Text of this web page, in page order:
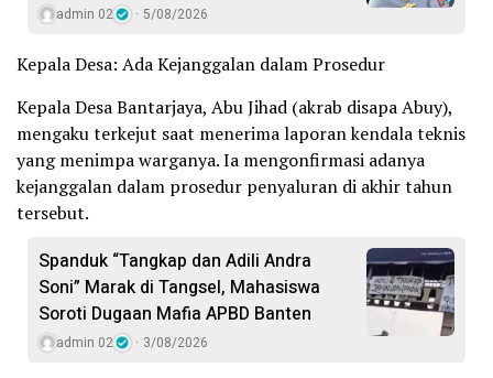
admin 02 5/08/2026
Kepala Desa: Ada Kejanggalan dalam Prosedur
Kepala Desa Bantarjaya, Abu Jihad (akrab disapa Abuy),
mengaku terkejut saat menerima laporan kendala teknis
yang menimpa warganya. Ia mengonfirmasi adanya
kejanggalan dalam prosedur penyaluran di akhir tahun
tersebut.
Spanduk “Tangkap dan Adili Andra
Soni” Marak di Tangsel, Mahasiswa
Soroti Dugaan Mafia APBD Banten
admin 02 3/08/2026